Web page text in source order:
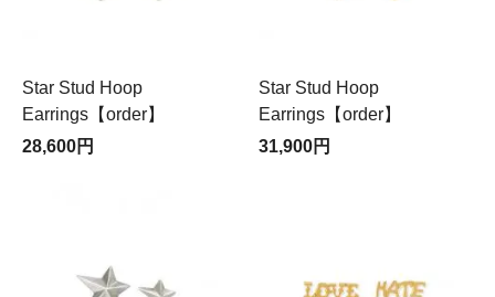
Star Stud Hoop
Earrings【order】
28,600円
Star Stud Hoop
Earrings【order】
31,900円